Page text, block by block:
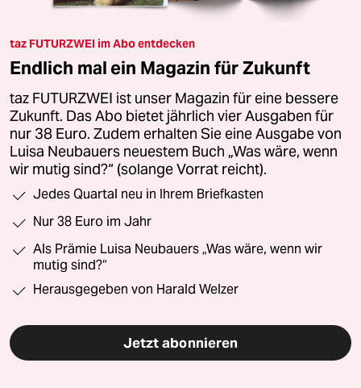
taz FUTURZWEI im Abo entdecken
Endlich mal ein Magazin für Zukunft
taz FUTURZWEI ist unser Magazin für eine bessere
Zukunft. Das Abo bietet jährlich vier Ausgaben für
nur 38 Euro. Zudem erhalten Sie eine Ausgabe von
Luisa Neubauers neuestem Buch „Was wäre, wenn
wir mutig sind?“ (solange Vorrat reicht).
Jedes Quartal neu in Ihrem Briefkasten
Nur 38 Euro im Jahr
Als Prämie Luisa Neubauers „Was wäre, wenn wir
mutig sind?“
Herausgegeben von Harald Welzer
Jetzt abonnieren